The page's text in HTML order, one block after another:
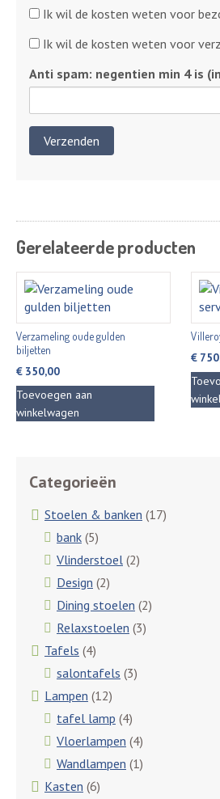
Kosten
Ik wil de kosten weten voor
Kosten
Ik wil de kosten weten voor
Anti spam: negentien min 4 is
Gerelateerde producten
Verzameling oude gulden
biljetten
€ 350,00
Toevoegen aan
winkelwagen
€
Categorieën
Stoelen & banken (17)
bank (5)
Vlinderstoel (2)
Design (2)
Dining stoelen (2)
Relaxstoelen (3)
Tafels (4)
salontafels (3)
Lampen (12)
tafel lamp (4)
Vloerlampen (4)
Wandlampen (1)
Kasten (6)